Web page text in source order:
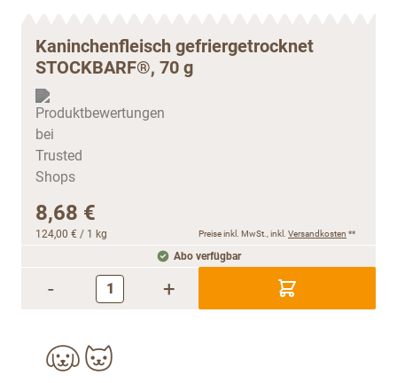
Kaninchenfleisch gefriergetrocknet
STOCKBARF®, 70 g
8,68 €
124,00 € / 1 kg Preise inkl. MwSt., inkl. Versandkosten **
Abo verfügbar
- +